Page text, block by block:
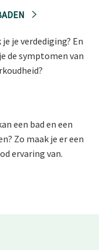
je verdediging? En
de symptomen van
een bad en een
Zo maak je er een
ervaring van.